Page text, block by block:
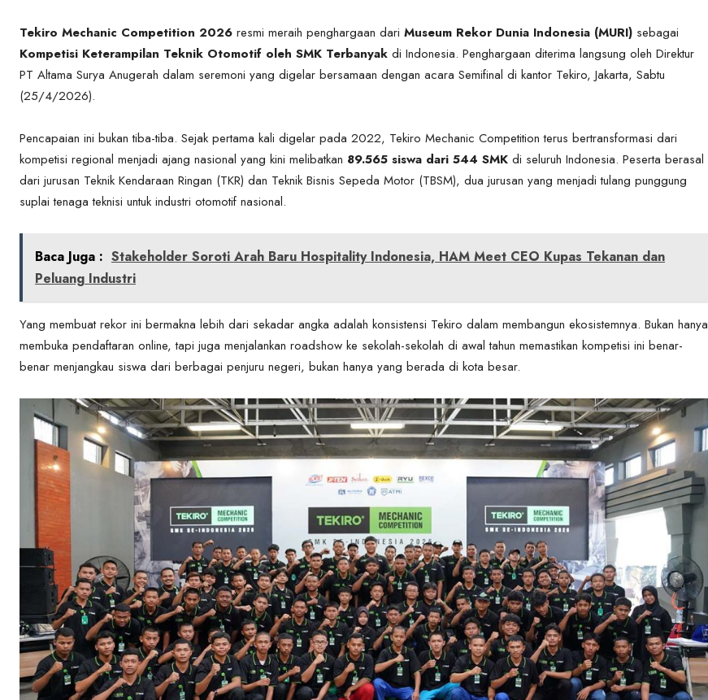
Tekiro Mechanic Competition 2026 resmi meraih penghargaan dari Museum Rekor Dunia Indonesia (MURI) sebagai
Kompetisi Keterampilan Teknik Otomotif oleh SMK Terbanyak di Indonesia. Penghargaan diterima langsung oleh Direktur
PT Altama Surya Anugerah dalam seremoni yang digelar bersamaan dengan acara Semifinal di kantor Tekiro, Jakarta, Sabtu
(25/4/2026).
Pencapaian ini bukan tiba-tiba. Sejak pertama kali digelar pada 2022, Tekiro Mechanic Competition terus bertransformasi dari
kompetisi regional menjadi ajang nasional yang kini melibatkan 89.565 siswa dari 544 SMK di seluruh Indonesia. Peserta berasal
dari jurusan Teknik Kendaraan Ringan (TKR) dan Teknik Bisnis Sepeda Motor (TBSM), dua jurusan yang menjadi tulang punggung
suplai tenaga teknisi untuk industri otomotif nasional.
Baca Juga : Stakeholder Soroti Arah Baru Hospitality Indonesia, HAM Meet CEO Kupas Tekanan dan
Peluang Industri
Yang membuat rekor ini bermakna lebih dari sekadar angka adalah konsistensi Tekiro dalam membangun ekosistemnya. Bukan hanya
membuka pendaftaran online, tapi juga menjalankan roadshow ke sekolah-sekolah di awal tahun memastikan kompetisi ini benar-
benar menjangkau siswa dari berbagai penjuru negeri, bukan hanya yang berada di kota besar.